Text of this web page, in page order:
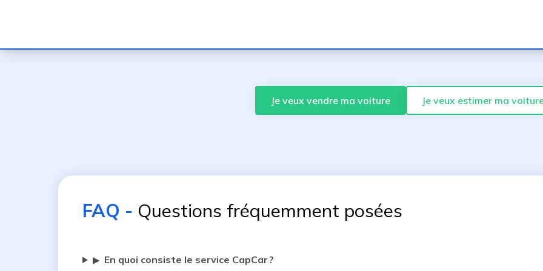
Je veux vendre ma voiture Je veux estimer ma
FAQ - Questions fréquemment posées
▶ En quoi consiste le service CapCar ?